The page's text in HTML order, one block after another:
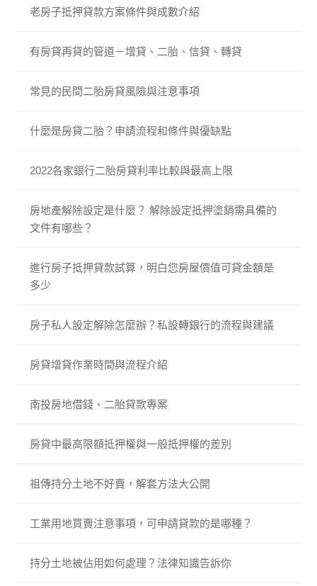
老房子抵押貸款方案條件與成數介紹
有房貸再貸的管道－增貸、二胎、信貸、轉貸
常見的民間二胎房貸風險與注意事項
什麼是房貸二胎？申請流程和條件與優缺點
2022各家銀行二胎房貸利率比較與最高上限
房地產解除設定是什麼？ 解除設定抵押塗銷需具備的
文件有哪些？
進行房子抵押貸款試算，明白您房屋價值可貸金額是
多少
房子私人設定解除怎麼辦？私設轉銀行的流程與建議
房貸增貸作業時間與流程介紹
南投房地借錢、二胎貸款專案
房貸中最高限額抵押權與一般抵押權的差別
祖傳持分土地不好賣，解套方法大公開
工業用地買賣注意事項，可申請貸款的是哪種？
持分土地被佔用如何處理？法律知識告訴你